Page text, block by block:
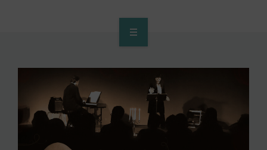
PROGRAMA DE ACCESO AL SUPERIOR